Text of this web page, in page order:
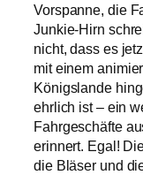
Vorspanne, die
Junkie-Hirn
nicht, dass es
mit einem
Königslande
ehrlich ist – ein
Fahrgeschäfte
erinnert. Egal!
die Bläser und